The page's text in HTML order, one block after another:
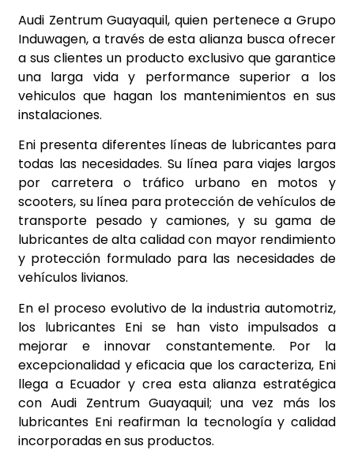
Audi Zentrum Guayaquil, quien pertenece a Grupo
Induwagen, a través de esta alianza busca ofrecer
a sus clientes un producto exclusivo que garantice
una larga vida y performance superior a los
vehiculos que hagan los mantenimientos en sus
instalaciones.
Eni presenta diferentes líneas de lubricantes para
todas las necesidades. Su línea para viajes largos
por carretera o tráfico urbano en motos y
scooters, su línea para protección de vehículos de
transporte pesado y camiones, y su gama de
lubricantes de alta calidad con mayor rendimiento
y protección formulado para las necesidades de
vehículos livianos.
En el proceso evolutivo de la industria automotriz,
los lubricantes Eni se han visto impulsados a
mejorar e innovar constantemente. Por la
excepcionalidad y eficacia que los caracteriza, Eni
llega a Ecuador y crea esta alianza estratégica
con Audi Zentrum Guayaquil; una vez más los
lubricantes Eni reafirman la tecnología y calidad
incorporadas en sus productos.